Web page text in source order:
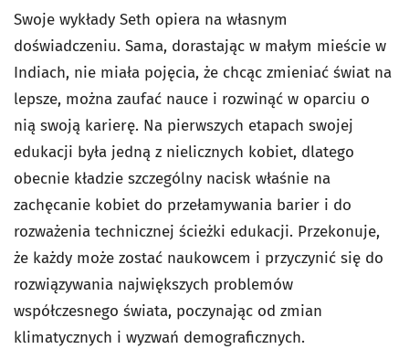
Swoje wykłady Seth opiera na własnym
doświadczeniu. Sama, dorastając w małym mieście w
Indiach, nie miała pojęcia, że chcąc zmieniać świat na
lepsze, można zaufać nauce i rozwinąć w oparciu o
nią swoją karierę. Na pierwszych etapach swojej
edukacji była jedną z nielicznych kobiet, dlatego
obecnie kładzie szczególny nacisk właśnie na
zachęcanie kobiet do przełamywania barier i do
rozważenia technicznej ścieżki edukacji. Przekonuje,
że każdy może zostać naukowcem i przyczynić się do
rozwiązywania największych problemów
współczesnego świata, poczynając od zmian
klimatycznych i wyzwań demograficznych.